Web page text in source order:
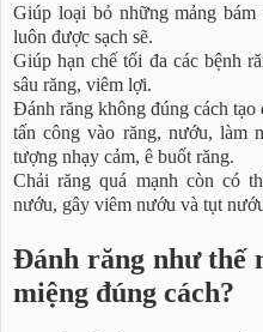
Giúp loại bỏ những mảng
luôn được sạch sẽ.
Giúp hạn chế tối đa các bệnh
sâu răng, viêm lợi.
Đánh răng không đúng cách tạo
tấn công vào răng, nướu, làm
tượng nhạy cảm, ê buốt răng.
Chải răng quá mạnh còn có
nướu, gây viêm nướu và tụt
Đánh răng như thế
miệng đúng cách?